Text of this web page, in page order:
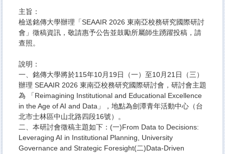
主旨：
檢送銘傳大學辦理「SEAAIR 2026 東南亞校務研究國際研討
會」徵稿資訊，敬請惠予公告並鼓勵所屬師生踴躍投稿，請
查照。
說明：
一、銘傳大學將於115年10月19日（一）至10月21日（三）
辦理 SEAAIR 2026 東南亞校務研究國際研討會，研討會主題
為 「Reimagining Institutional and Educational Excellence
in the Age of AI and Data」，地點為劍潭青年活動中心（台
北市士林區中山北路四段16號）。
二、本研討會徵稿主題如下：(一)From Data to Decisions:
Leveraging AI in Institutional Planning, University
Governance and Strategic Foresight(二)Data-Driven